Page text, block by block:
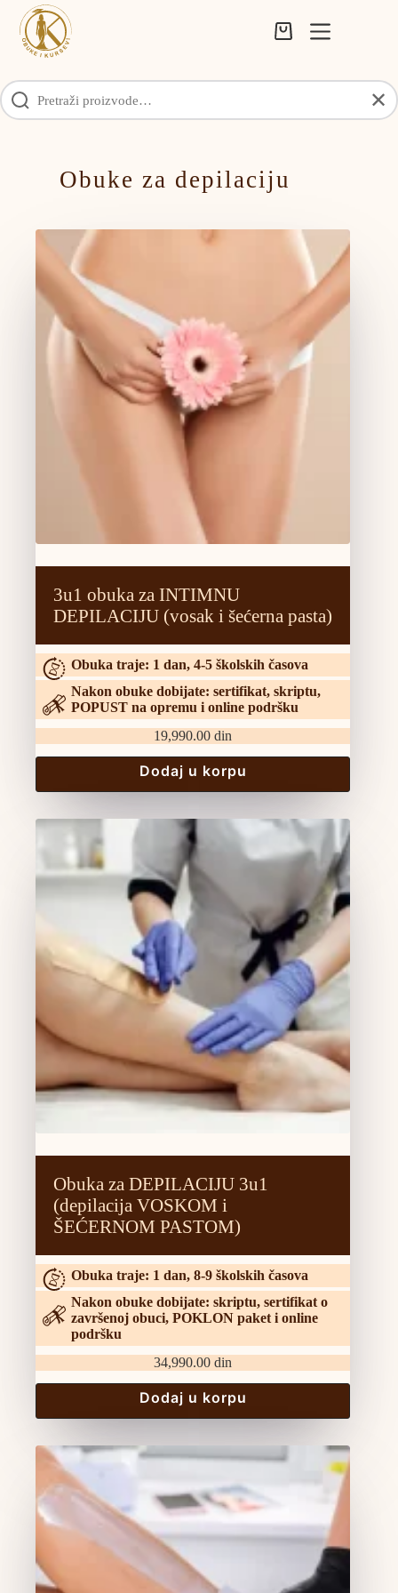
content
Shopping
✕
Obuke za depilaciju
3u1 obuka za INTIMNU
DEPILACIJU (vosak i šećerna pasta)
Obuka traje: 1 dan, 4-5 školskih časova
Nakon obuke dobijate: sertifikat, skriptu,
POPUST na opremu i online podršku
19,990.00din
Dodaj u korpu
Obuka za DEPILACIJU 3u1
(depilacija VOSKOM i
ŠEĆERNOM PASTOM)
Obuka traje: 1 dan, 8-9 školskih časova
Nakon obuke dobijate: skriptu, sertifikat o
završenoj obuci, POKLON paket i online
podršku
34,990.00din
Dodaj u korpu